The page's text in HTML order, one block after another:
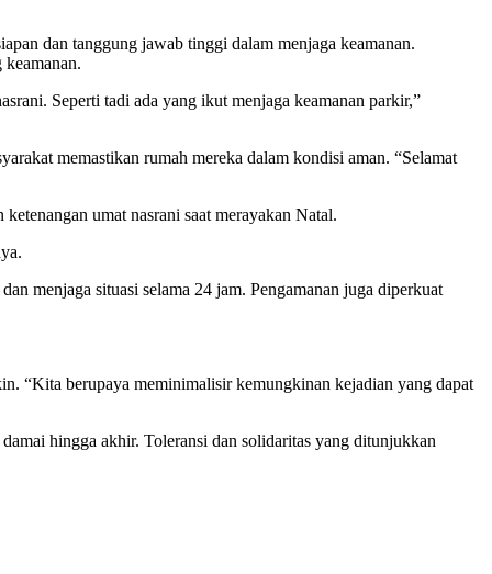
dan tanggung jawab tinggi dalam menjaga keamanan.
Seperti tadi ada yang ikut menjaga keamanan parkir,”
memastikan rumah mereka dalam kondisi aman. “Selamat
umat nasrani saat merayakan Natal.
menjaga situasi selama 24 jam. Pengamanan juga diperkuat
“Kita berupaya meminimalisir kemungkinan kejadian yang dapat
hingga akhir. Toleransi dan solidaritas yang ditunjukkan